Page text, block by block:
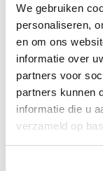
We gebruiken
personaliseren,
en om ons
informatie over
partners voor
partners kunnen
informatie die u
verzameld op